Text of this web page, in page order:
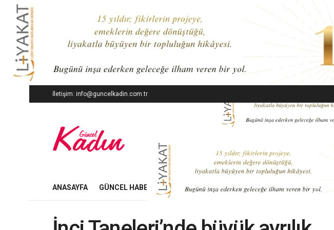
İletişim: info@guncelkadin.com.tr
ANASAYFA GÜNCEL HABERLER İŞ DÜNYASI EKONOMI MODA GÜZELLIK